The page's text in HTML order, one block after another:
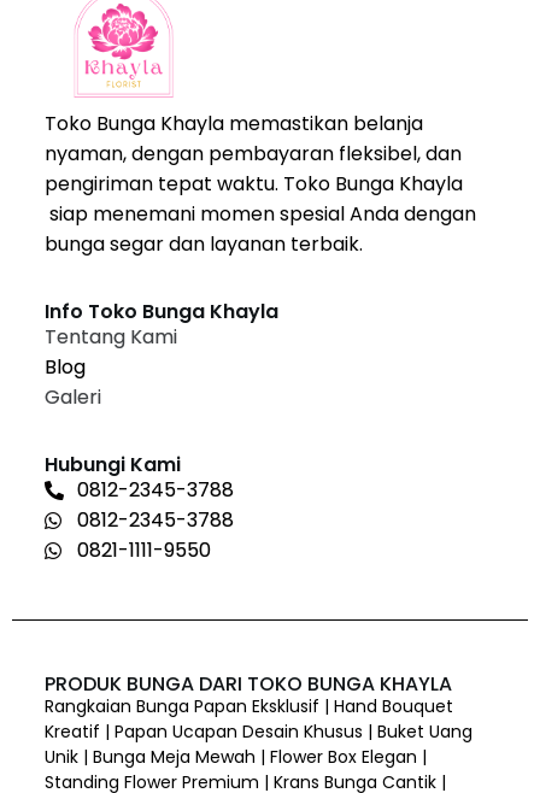
Toko Bunga Khayla memastikan belanja
nyaman, dengan pembayaran fleksibel, dan
pengiriman tepat waktu. Toko Bunga Khayla
siap menemani momen spesial Anda dengan
bunga segar dan layanan terbaik.
Info Toko Bunga Khayla
Tentang Kami
Blog
Galeri
Hubungi Kami
0812-2345-3788
0812-2345-3788
0821-1111-9550
PRODUK BUNGA DARI TOKO BUNGA KHAYLA
Rangkaian Bunga Papan Eksklusif | Hand Bouquet
Kreatif | Papan Ucapan Desain Khusus | Buket Uang
Unik | Bunga Meja Mewah | Flower Box Elegan |
Standing Flower Premium | Krans Bunga Cantik |